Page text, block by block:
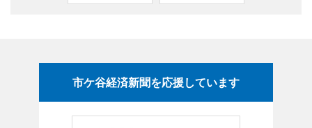
市ケ谷経済新聞を応援しています